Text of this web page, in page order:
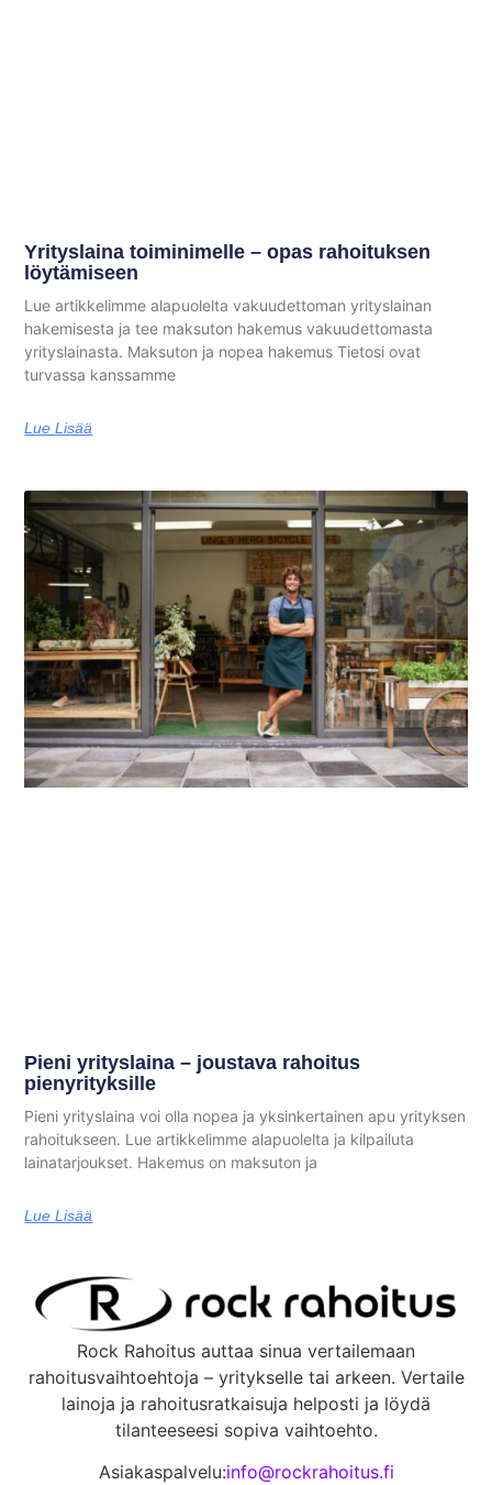
Yrityslaina toiminimelle – opas rahoituksen
löytämiseen
Lue artikkelimme alapuolelta vakuudettoman yrityslainan
hakemisesta ja tee maksuton hakemus vakuudettomasta
yrityslainasta. Maksuton ja nopea hakemus Tietosi ovat
turvassa kanssamme
Lue Lisää
Pieni yrityslaina – joustava rahoitus
pienyrityksille
Pieni yrityslaina voi olla nopea ja yksinkertainen apu yrityksen
rahoitukseen. Lue artikkelimme alapuolelta ja kilpailuta
lainatarjoukset. Hakemus on maksuton ja
Lue Lisää
Rock Rahoitus auttaa sinua vertailemaan
rahoitusvaihtoehtoja – yritykselle tai arkeen. Vertaile
lainoja ja rahoitusratkaisuja helposti ja löydä
tilanteeseesi sopiva vaihtoehto.
Asiakaspalvelu:info@rockrahoitus.fi